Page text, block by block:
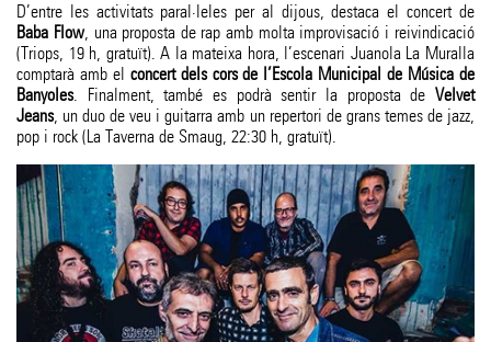
D’entre les activitats paral·leles per al dijous, destaca el concert de
Baba Flow, una proposta de rap amb molta improvisació i reivindicació
(Triops, 19 h, gratuït). A la mateixa hora, l’escenari Juanola La Muralla
comptarà amb el concert dels cors de l’Escola Municipal de Música de
Banyoles. Finalment, també es podrà sentir la proposta de Velvet
Jeans, un duo de veu i guitarra amb un repertori de grans temes de jazz,
pop i rock (La Taverna de Smaug, 22:30 h, gratuït).